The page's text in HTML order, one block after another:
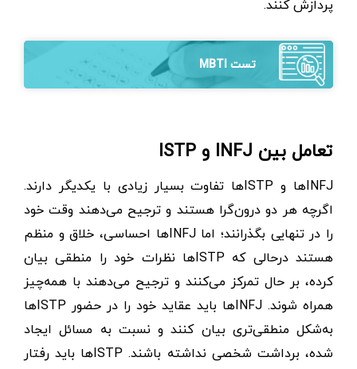
پردازش کنند.
تست MBTI
تعامل بین INFJ و ISTP
INFJها و ISTPها تفاوت بسیار زیادی با یکدیگر دارند.
اگرچه هر دو درون‌گرا هستند و ترجیح می‌دهند وقت خود
را در تنهایی بگذرانند؛ اما INFJها احساسی، خلاق و منظم
هستند درحالی که ISTPها نظرات خود را منطقی بیان
کرده، بر حال تمرکز می‌کنند و ترجیح می‌دهند با همه‌چیز
همراه شوند. INFJها باید عقاید خود را در حضور ISTPها
به‌شکل منطقی‌تری بیان کنند و نسبت به مسائل ایجاد
شده، برداشت شخصی نداشته باشند. ISTPها باید رفتار